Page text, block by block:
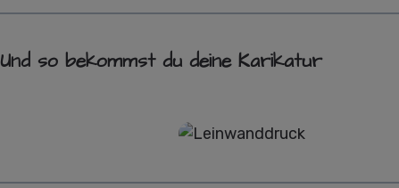
Und so bekommst du deine Karikatur